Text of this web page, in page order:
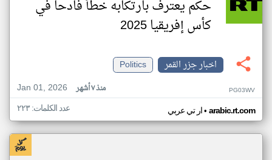
حكم يعترف بارتكابه خطأ فادحا في
كأس إفريقيا 2025
اخبار جزر القمر
Politics
Jan 01, 2026
منذ ٧ أشهر PG03WV
ار تي عربي• arabic.rt.com عدد الكلمات: ٢٢٣